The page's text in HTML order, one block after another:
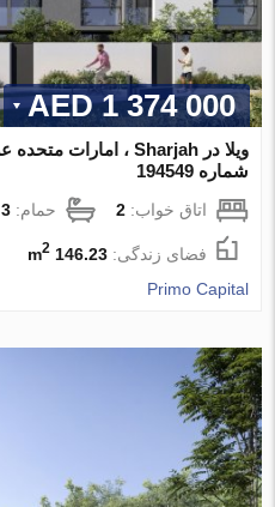
1 374 000 AED
شماره 194549
اتاق خواب:2 حمام:3
فضای زندگی:146.23 m
2
Primo Capital